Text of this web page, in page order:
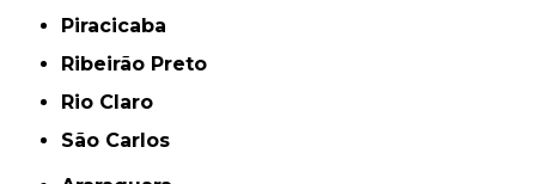
Piracicaba
Ribeirão Preto
Rio Claro
São Carlos